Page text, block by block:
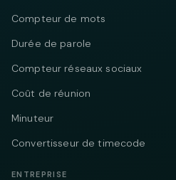
Compteur de mots
Durée de parole
Compteur réseaux sociaux
Coût de réunion
Minuteur
Convertisseur de timecode
ENTREPRISE